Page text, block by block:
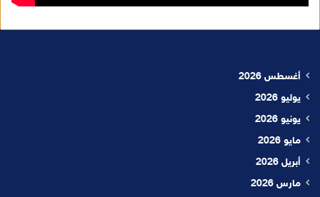
أغسطس 2026
يوليو 2026
يونيو 2026
مايو 2026
أبريل 2026
مارس 2026